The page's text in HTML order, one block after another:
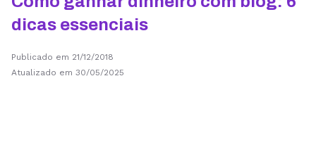
dicas essenciais
Publicado em 21/12/2018
Atualizado em 30/05/2025